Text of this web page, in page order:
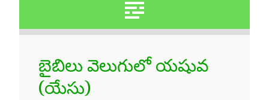
బైబిలు వెలుగులో యషువ
(యేసు)